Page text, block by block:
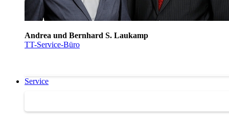
Andrea und Bernhard S. Laukamp
TT-Service-Büro
Service